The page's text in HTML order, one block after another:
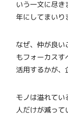
いう一文に尽き
年にしてまいり
なぜ、仲が良い
もフォーカスす
活用するかが、
モノは溢れてい
人だけが減って